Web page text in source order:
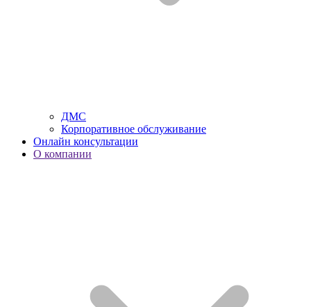
ДМС
Корпоративное обслуживание
Онлайн консультации
О компании